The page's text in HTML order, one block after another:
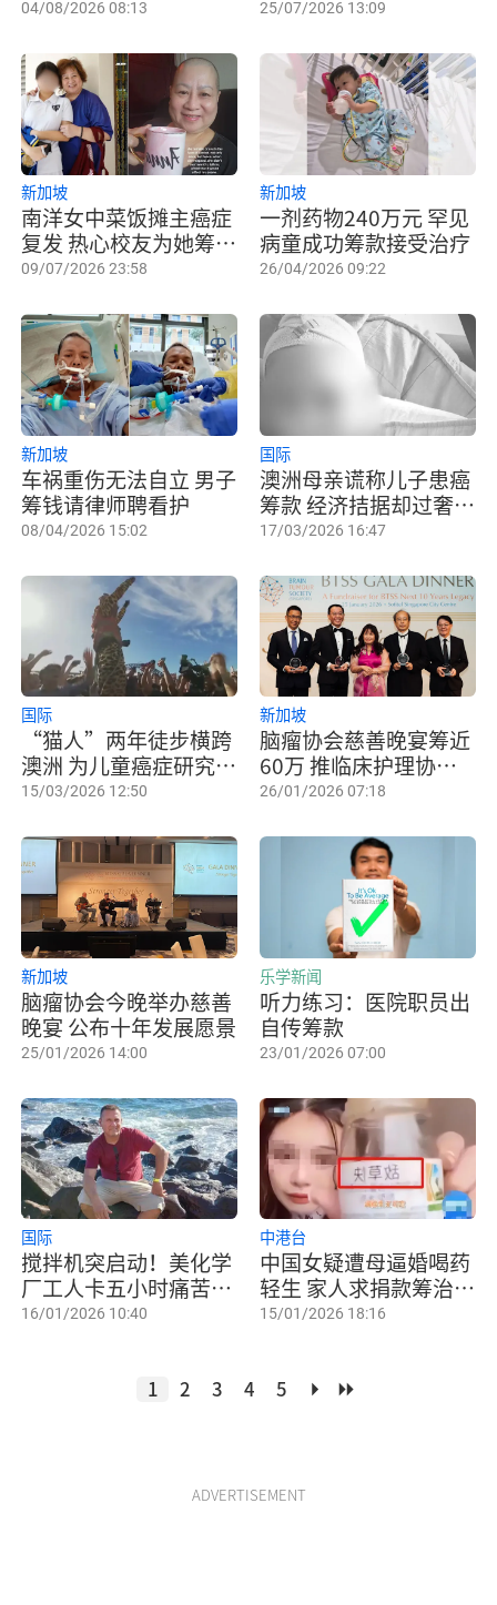
04/08/2026 08:13
款度难关
25/07/2026 13:09
南洋女中菜饭摊主癌症
复发 热心校友为她筹款
治病
新加坡
09/07/2026 23:58
一剂药物240万元 罕见
病童成功筹款接受治疗
新加坡
26/04/2026 09:22
车祸重伤无法自立 男子
筹钱请律师聘看护
新加坡
08/04/2026 15:02
澳洲母亲谎称儿子患癌
筹款 经济拮据却过奢华
生活
国际
17/03/2026 16:47
“猫人”两年徒步横跨
澳洲 为儿童癌症研究筹
款
国际
15/03/2026 12:50
脑瘤协会慈善晚宴筹近
60万 推临床护理协调
员计划
新加坡
26/01/2026 07:18
脑瘤协会今晚举办慈善
晚宴 公布十年发展愿景
新加坡
25/01/2026 14:00
听力练习：医院职员出
自传筹款
乐学新闻
23/01/2026 07:00
搅拌机突启动！美化学
厂工人卡五小时痛苦丧
命
国际
16/01/2026 10:40
中国女疑遭母逼婚喝药
轻生 家人求捐款筹治疗
费
中港台
15/01/2026 18:16
1 2 3 4 5
ADVERTISEMENT